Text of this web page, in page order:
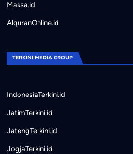
Massa.id
AlquranOnline.id
TERKINI MEDIA GROUP
IndonesiaTerkini.id
JatimTerkini.id
JatengTerkini.id
JogjaTerkini.id